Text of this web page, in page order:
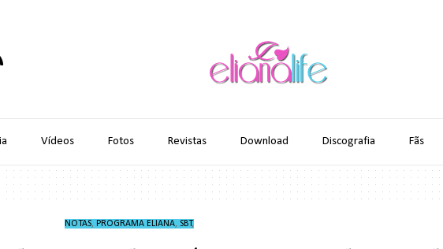
Vídeos Fotos Revistas Download Discografia Fãs
NOTAS, PROGRAMA ELIANA, SBT,